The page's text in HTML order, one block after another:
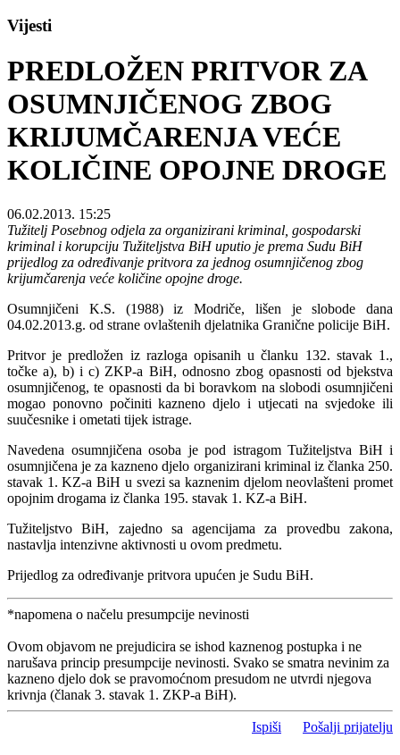
Vijesti
PREDLOŽEN PRITVOR ZA
OSUMNJIČENOG ZBOG
KRIJUMČARENJA VEĆE
KOLIČINE OPOJNE DROGE
06.02.2013. 15:25
Tužitelj Posebnog odjela za organizirani kriminal, gospodarski
kriminal i korupciju Tužiteljstva BiH uputio je prema Sudu BiH
prijedlog za određivanje pritvora za jednog osumnjičenog zbog
krijumčarenja veće količine opojne droge.
Osumnjičeni K.S. (1988) iz Modriče, lišen je slobode dana
04.02.2013.g. od strane ovlaštenih djelatnika Granične policije BiH.
Pritvor je predložen iz razloga opisanih u članku 132. stavak 1.,
točke a), b) i c) ZKP-a BiH, odnosno zbog opasnosti od bjekstva
osumnjičenog, te opasnosti da bi boravkom na slobodi osumnjičeni
mogao ponovno počiniti kazneno djelo i utjecati na svjedoke ili
suučesnike i ometati tijek istrage.
Navedena osumnjičena osoba je pod istragom Tužiteljstva BiH i
osumnjičena je za kazneno djelo organizirani kriminal iz članka 250.
stavak 1. KZ-a BiH u svezi sa kaznenim djelom neovlašteni promet
opojnim drogama iz članka 195. stavak 1. KZ-a BiH.
Tužiteljstvo BiH, zajedno sa agencijama za provedbu zakona,
nastavlja intenzivne aktivnosti u ovom predmetu.
Prijedlog za određivanje pritvora upućen je Sudu BiH.
*napomena o načelu presumpcije nevinosti
Ovom objavom ne prejudicira se ishod kaznenog postupka i ne
narušava princip presumpcije nevinosti. Svako se smatra nevinim za
kazneno djelo dok se pravomoćnom presudom ne utvrdi njegova
krivnja (članak 3. stavak 1. ZKP-a BiH).
Ispiši Pošalji prijatelju